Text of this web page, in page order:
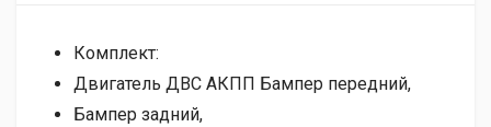
Комплект:
Двигатель ДВС АКПП Бампер передний,
Бампер задний,